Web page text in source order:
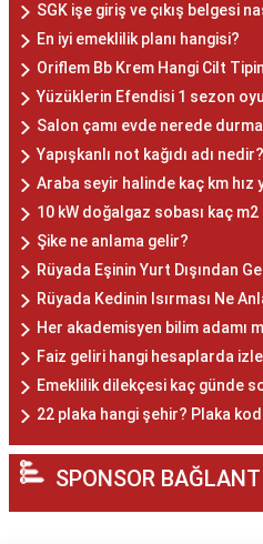
SGK işe giriş ve çıkış belgesi
En iyi emeklilik planı hangisi?
Oriflem Bb Krem Hangi Cilt
Yüzüklerin Efendisi 1 sezon
Salon çamı evde nerede
Yapışkanlı not kağıdı adı nedir?
Araba seyir halinde kaç km hız
10 kW doğalgaz sobası kaç m2
Şike ne anlama gelir?
Rüyada Eşinin Yurt Dışından
Rüyada Kedinin Isırması Ne
Her akademisyen bilim adamı
Faiz geliri hangi hesaplarda
Emeklilik dilekçesi kaç günde
22 plaka hangi şehir? Plaka
SPONSOR